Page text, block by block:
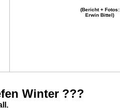
(Bericht + Fotos:
Erwin Bittel)
Winter ???